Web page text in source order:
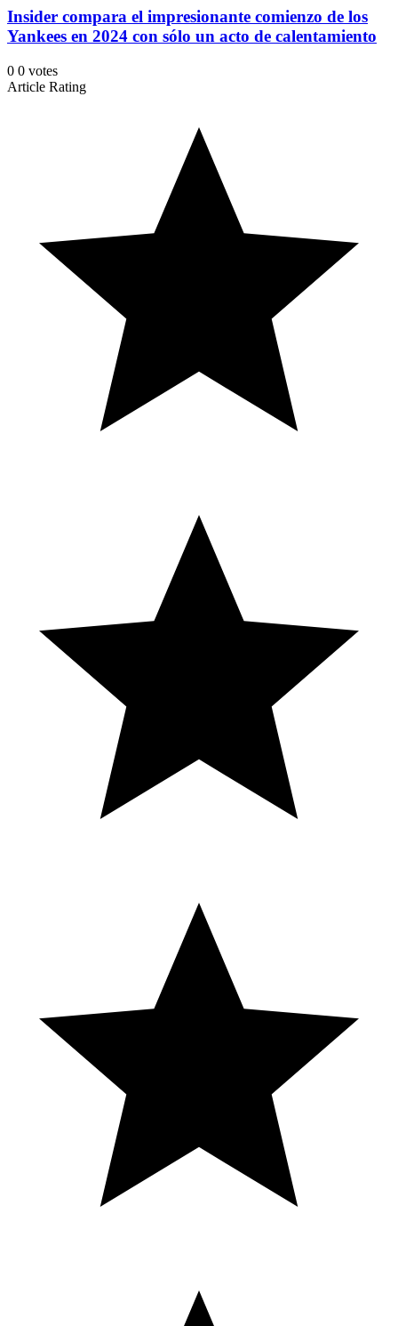
Insider compara el impresionante comienzo de los
Yankees en 2024 con sólo un acto de calentamiento
0 0 votes
Article Rating